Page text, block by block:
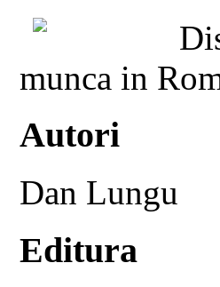
munca in
Autori
Dan Lungu
Editura